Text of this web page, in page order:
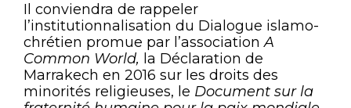
Il conviendra de rappeler
l’institutionnalisation du Dialogue islamo-
chrétien promue par l’associationA
Common World, la Déclaration de
Marrakech en 2016 sur les droits des
minorités religieuses, le Document sur la